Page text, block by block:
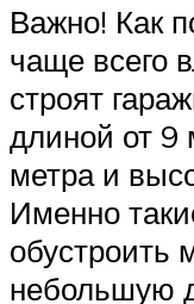
Важно! Как
чаще всего
строят
длиной от 9
метра и
Именно
обустроить
небольшую